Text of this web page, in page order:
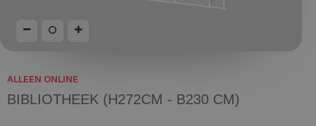
ALLEEN ONLINE
BIBLIOTHEEK (H272CM - B230 CM)